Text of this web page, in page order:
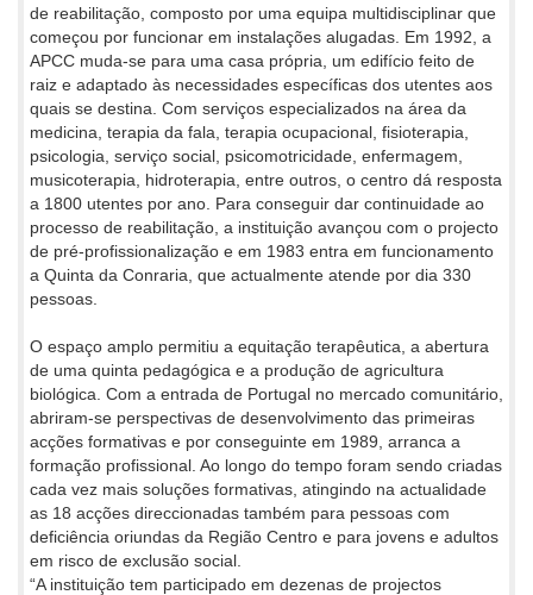
de reabilitação, composto por uma equipa multidisciplinar que
começou por funcionar em instalações alugadas. Em 1992, a
APCC muda-se para uma casa própria, um edifício feito de
raiz e adaptado às necessidades específicas dos utentes aos
quais se destina. Com serviços especializados na área da
medicina, terapia da fala, terapia ocupacional, fisioterapia,
psicologia, serviço social, psicomotricidade, enfermagem,
musicoterapia, hidroterapia, entre outros, o centro dá resposta
a 1800 utentes por ano. Para conseguir dar continuidade ao
processo de reabilitação, a instituição avançou com o projecto
de pré-profissionalização e em 1983 entra em funcionamento
a Quinta da Conraria, que actualmente atende por dia 330
pessoas.
O espaço amplo permitiu a equitação terapêutica, a abertura
de uma quinta pedagógica e a produção de agricultura
biológica. Com a entrada de Portugal no mercado comunitário,
abriram-se perspectivas de desenvolvimento das primeiras
acções formativas e por conseguinte em 1989, arranca a
formação profissional. Ao longo do tempo foram sendo criadas
cada vez mais soluções formativas, atingindo na actualidade
as 18 acções direccionadas também para pessoas com
deficiência oriundas da Região Centro e para jovens e adultos
em risco de exclusão social.
“A instituição tem participado em dezenas de projectos